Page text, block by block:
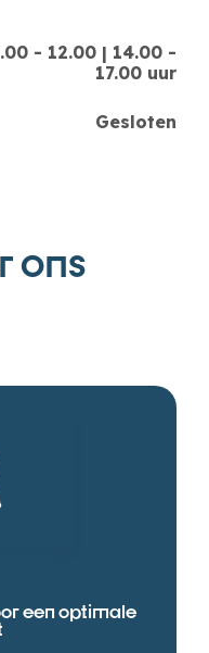
- 12.00 | 14.00 -
17.00 uur
Gesloten
ons
een optimale